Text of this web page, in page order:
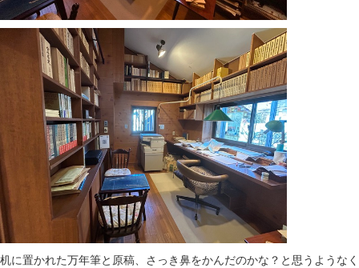
机に置かれた万年筆と原稿、さっき鼻をかんだのかな？と思うようなく